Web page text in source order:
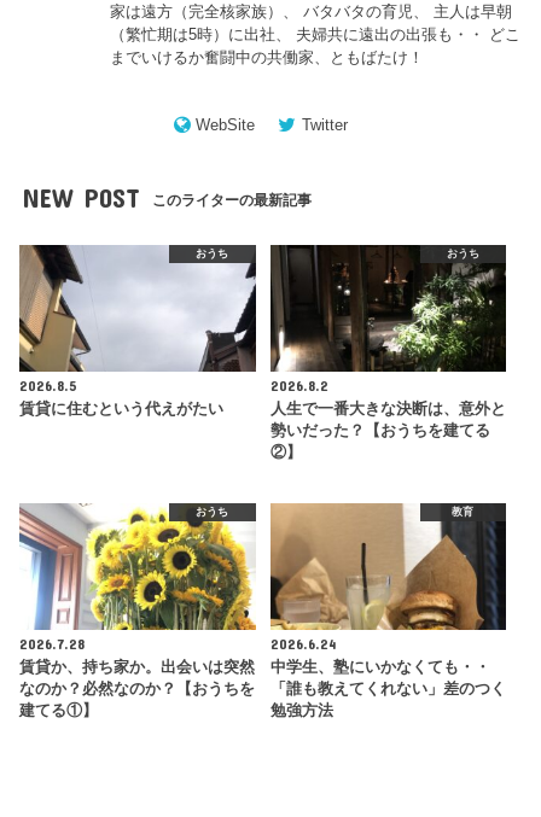
家は遠方（完全核家族）、 バタバタの育児、 主人は早朝
（繁忙期は5時）に出社、 夫婦共に遠出の出張も・・ どこ
までいけるか奮闘中の共働家、ともばたけ！
WebSite Twitter
NEW POST このライターの最新記事
おうち
2026.8.5
賃貸に住むという代えがたい
おうち
2026.8.2
人生で一番大きな決断は、意外と
勢いだった？【おうちを建てる
②】
おうち
2026.7.28
賃貸か、持ち家か。出会いは突然
なのか？必然なのか？【おうちを
建てる①】
教育
2026.6.24
中学生、塾にいかなくても・・
「誰も教えてくれない」差のつく
勉強方法